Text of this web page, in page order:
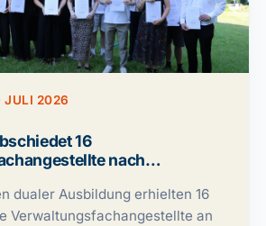
JULI 2026
16
nach
dualer Ausbildung erhielten 16
Verwaltungsfachangestellte an